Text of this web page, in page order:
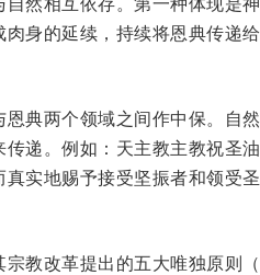
身的延续，持续将恩典传递
典两个领域之间作中保。自
递。例如：天主教主教祝圣
实地赐予接受坚振者和领受
教改革提出的五大唯独原则